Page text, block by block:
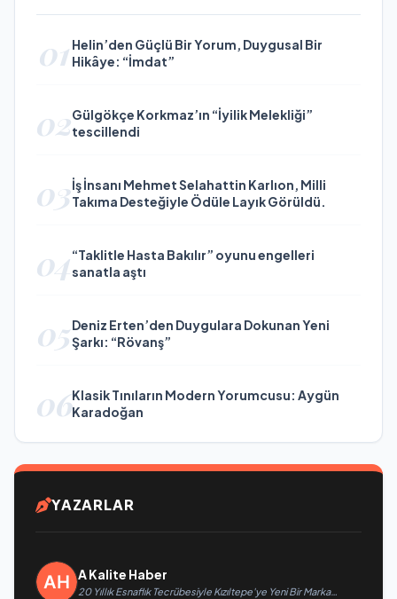
01 Helin’den Güçlü Bir Yorum, Duygusal Bir
Hikâye: “İmdat”
02Gülgökçe Korkmaz’ın “İyilik Melekliği”
tescillendi
03İş İnsanı Mehmet Selahattin Karlıon, Milli
Takıma Desteğiyle Ödüle Layık Görüldü.
04“Taklitle Hasta Bakılır” oyunu engelleri
sanatla aştı
05Deniz Erten’den Duygulara Dokunan Yeni
Şarkı: “Rövanş”
06Klasik Tınıların Modern Yorumcusu: Aygün
Karadoğan
YAZARLAR
A Kalite Haber
20 Yıllık Esnaflık Tecrübesiyle Kızıltepe'ye Yeni Bir Marka